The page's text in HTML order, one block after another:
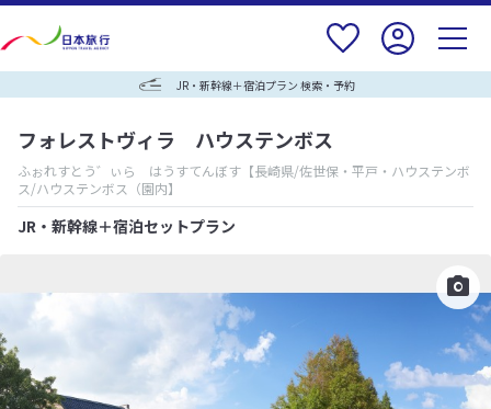
JR・新幹線＋宿泊プラン 検索・予約
フォレストヴィラ ハウステンボス
ふぉれすとう゛ぃら はうすてんぼす 【長崎県/佐世保・平戸・ハウステンボ
ス/ハウステンボス（園内】
JR・新幹線＋宿泊セットプラン